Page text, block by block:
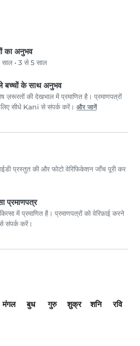
का अनुभव
• 3 से 5 साल
बच्चों के साथ अनुभव
ज़रूरतों की देखभाल में प्रमाणित है। प्रमाणपत्रों
सीधे Kani से संपर्क करें। और जानें
प्रस्तुत की और फोटो वेरिफिकेशन जाँच पूरी कर
प्रमाणपत्र
में प्रमाणित है। प्रमाणपत्रों को वेरिफ़ाई करने
संपर्क करें।
मंगल बुध गुरु शुक्र शनि
रवि